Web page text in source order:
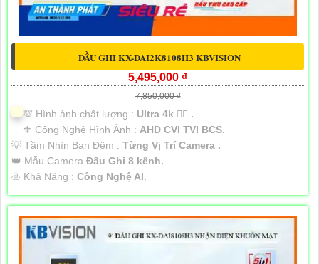
ĐẦU GHI KX-DAI2K8108H3 KBVISION
5,495,000 ₫
7,850,000 ₫
💯 Hình ảnh chất lượng : Ultra 4k 👍🏾 .
⚜️ Công Nghệ Hình Ảnh : AHD CVI TVI BCS.
💡 Tầm Nhìn Ban Đêm : Từng Vị Trí Camera .
👑 Mẫu Camera Đầu Ghi 8 kênh.
️☣️ Khả Năng : Công Nghệ AI.